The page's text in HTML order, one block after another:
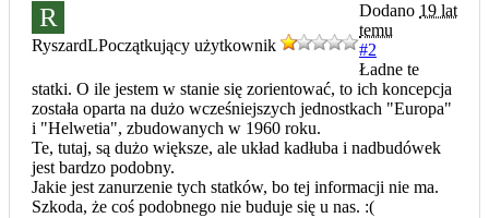
R
RyszardLPoczątkujący użytkownik
Dodano 19 lat
temu
#2
Ładne te
statki. O ile jestem w stanie się zorientować, to ich koncepcja
została oparta na dużo wcześniejszych jednostkach "Europa"
i "Helwetia", zbudowanych w 1960 roku.
Te, tutaj, są dużo większe, ale układ kadłuba i nadbudówek
jest bardzo podobny.
Jakie jest zanurzenie tych statków, bo tej informacji nie ma.
Szkoda, że coś podobnego nie buduje się u nas. :(